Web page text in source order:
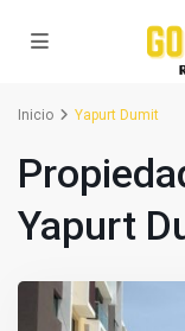
Inicio Yapurt Dumit
Yapurt